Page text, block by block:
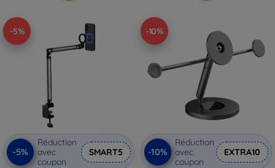
-5%
-5%
Réduction
avec
coupon
SMART5
-10%
-10%
Réduction
avec
coupon
EXTRA10